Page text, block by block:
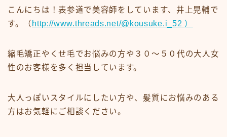
ロング
くせ・うねり・広がり
ボリューム
抜け毛 薄毛
こんにちは！表参道で美容師をしています、井上晃輔で
す。（ http://www.threads.net/@kousuke.i_52 ）
縮毛矯正やくせ毛でお悩みの方や３０〜５０代の大人女
性のお客様を多く担当しています。
大人っぽいスタイルにしたい方や、髪質にお悩みのある
方はお気軽にご相談ください。